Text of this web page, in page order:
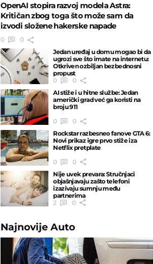
OpenAI stopira razvoj modela Astra:
Kritičan zbog toga što može sam da
izvodi složene hakerske napade
0
0
Jedan uređaj u domu mogao bi da
ugrozi sve što imate na internetu:
Otkriven ozbiljan bezbednosni
propust
0
0
AI stiže i u hitne službe: Jedan
američki grad već ga koristi na
broju 911
0
0
Rockstar razbesneo fanove GTA 6:
Novi prikaz igre prvo stiže iza
Netflix pretplate
0
0
Nije uvek prevara: Stručnjaci
objašnjavaju zašto telefoni
izazivaju sumnju među
partnerima
2
0
NajnovijeAuto